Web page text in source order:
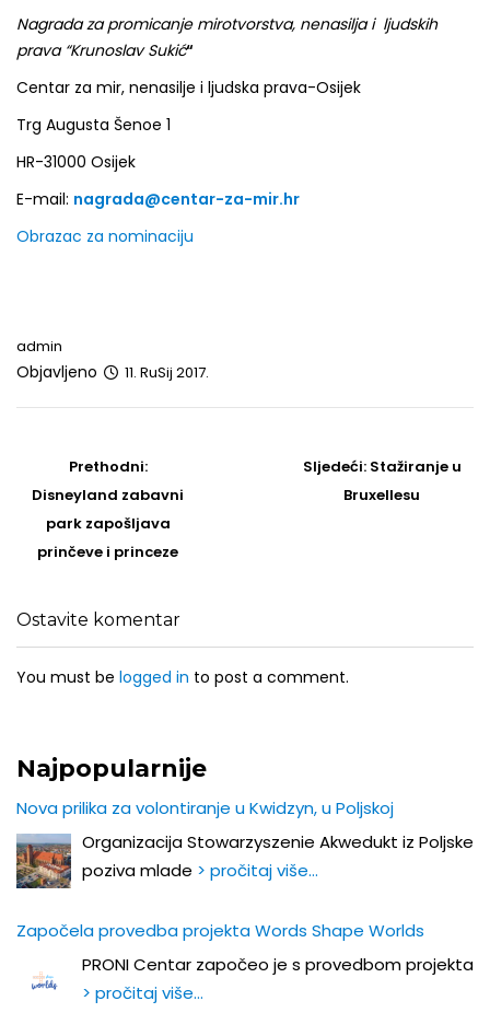
Nagrada za promicanje mirotvorstva, nenasilja i ljudskih
prava “Krunoslav Sukić“
Centar za mir, nenasilje i ljudska prava-Osijek
Trg Augusta Šenoe 1
HR-31000 Osijek
E-mail: nagrada@centar-za-mir.hr
Obrazac za nominaciju
admin
Objavljeno 11. RuSij 2017.
navigation
Prethodni:Prethodni
post
Disneyland zabavni
park zapošljava
prinčeve i princeze
Sljedeći: Sljedeći
Post
Stažiranje u
Bruxellesu
Ostavite komentar
You must be logged in to post a comment.
Najpopularnije
Nova prilika za volontiranje u Kwidzyn, u Poljskoj
Organizacija Stowarzyszenie Akwedukt iz Poljske
poziva mlade > pročitaj više…
Započela provedba projekta Words Shape Worlds
PRONI Centar započeo je s provedbom projekta
> pročitaj više…